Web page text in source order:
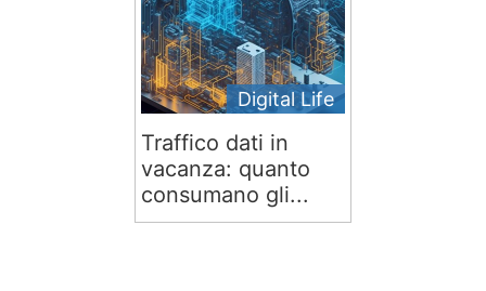
Digital Life
Traffico dati in
vacanza: quanto
consumano gli...